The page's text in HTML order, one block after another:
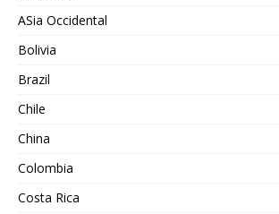
ASia Occidental
Bolivia
Brazil
Chile
China
Colombia
Costa Rica